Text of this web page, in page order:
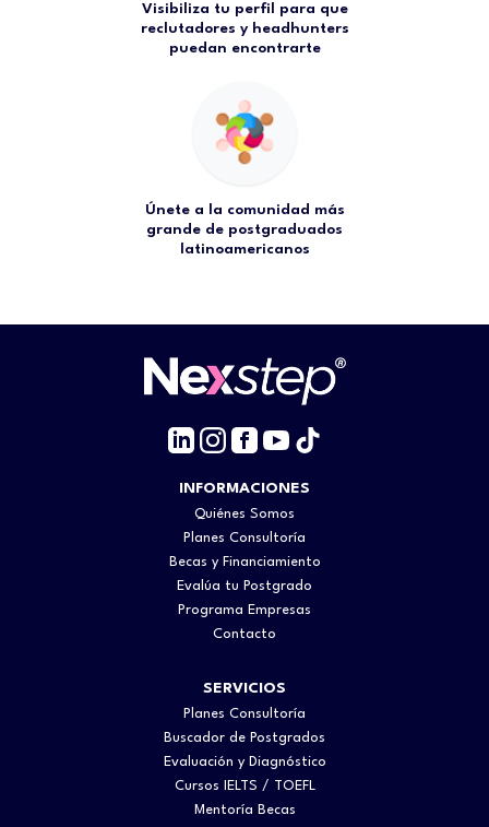
Visibiliza tu perfil para que
reclutadores y headhunters
puedan encontrarte
Únete a la comunidad más
grande de postgraduados
latinoamericanos
INFORMACIONES
Quiénes Somos
Planes Consultoría
Becas y Financiamiento
Evalúa tu Postgrado
Programa Empresas
Contacto
SERVICIOS
Planes Consultoría
Buscador de Postgrados
Evaluación y Diagnóstico
Cursos IELTS / TOEFL
Mentoría Becas